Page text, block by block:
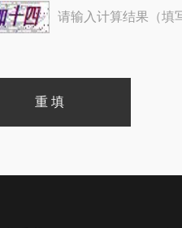
请输入计算结果（填